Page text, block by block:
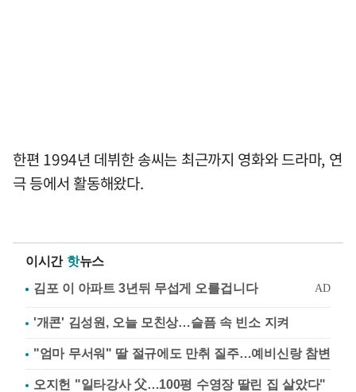
한편 1994년 데뷔한 송씨는 최근까지 영화와 드라마, 연
극 등에서 활동해왔다.
이시간 핫뉴스
'개콘' 김성원, 오늘 모친상…슬픔 속 빈소 지켜
"엄마 무서워" 딸 절규에도 만취 질주…예비신랑 참변
오지헌 "일타강사 父…100평 수영장 딸린 집 살았다"